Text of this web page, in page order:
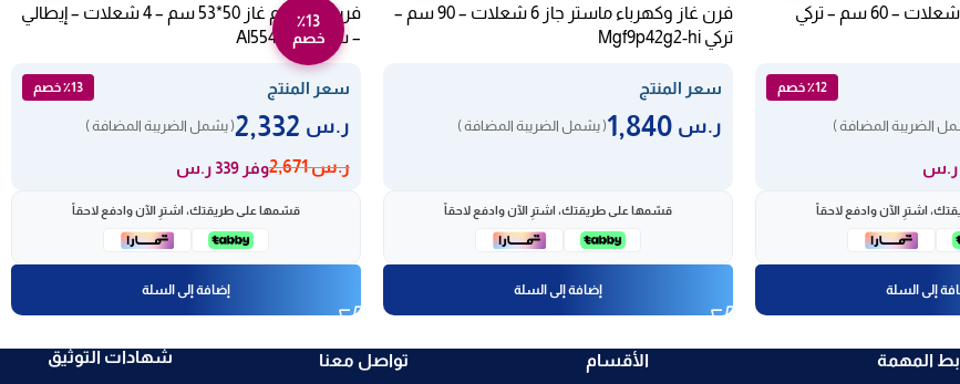
فرن غاز ماستر جاز 4 شعلات – 60 سم – تركي
٪12 خصم
الضريبة المضافة )
اشترِ الآن وادفع لاحقاً
إلى السلة
فرن غاز وكهرباء ماستر جاز 6 شعلات – 90 سم –
تركي Mgf9p42g2-hi
سعر المنتج
ر.س ( يشمل الضريبة المضافة )
قسّمها على طريقتك، اشترِ الآن وادفع لاحقاً
إضافة إلى السلة
٪13
خصم
فرن غاز جليم غاز 50*53 سم – 4 شعلات – إيطالي
– ستيل Al554gifs
سعر المنتج ٪13 خصم
ر.س ( يشمل الضريبة المضافة )
ر.س2,671 وفر 339 ر.س
قسّمها على طريقتك، اشترِ الآن وادفع لاحقاً
إضافة إلى السلة
المهمة الأقسام تواصل معنا شهادات التوثيق